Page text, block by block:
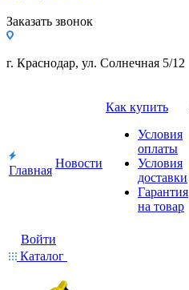
Заказать звонок
г. Краснодар, ул. Солнечная 5/12
Главная
Новости
Как купить
Условия
оплаты
Условия
доставки
Гарантия
на товар
Войти
Каталог